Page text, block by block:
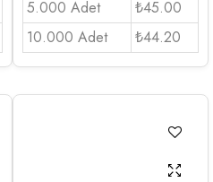
5.000 Adet
₺45.00
10.000 Adet
₺44.20